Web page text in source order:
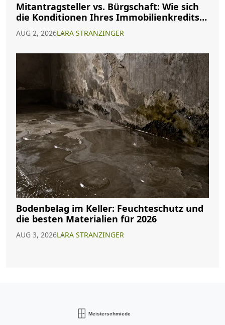
Mitantragsteller vs. Bürgschaft: Wie sich
die Konditionen Ihres Immobilienkredits
ändern
AUG 2, 2026LARA STRANZINGER
Bodenbelag im Keller: Feuchteschutz und
die besten Materialien für 2026
AUG 3, 2026LARA STRANZINGER